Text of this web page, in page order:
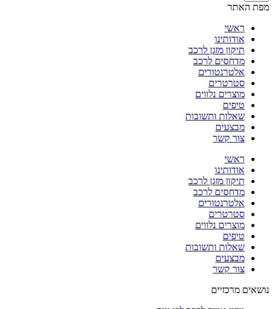
מפת האתר
ראשי
אודותינו
תיקון מזגן לרכב
מדחסים לרכב
אלטרנטורים
סטרטרים
מוצרים נלווים
טיפים
שאלות ותשובות
מבצעים
צור קשר
ראשי
אודותינו
תיקון מזגן לרכב
מדחסים לרכב
אלטרנטורים
סטרטרים
מוצרים נלווים
טיפים
שאלות ותשובות
מבצעים
צור קשר
נושאים מרכזיים